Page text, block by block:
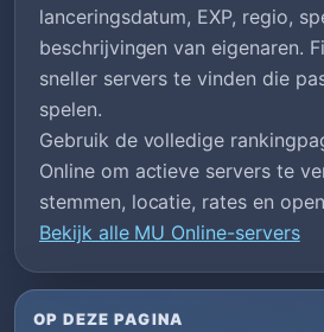
lanceringsdatum, EXP, regio,
beschrijvingen van eigenaren.
sneller servers te vinden die
spelen.
Gebruik de volledige
Online om actieve servers te
stemmen, locatie, rates en
Bekijk alle MU Online-servers
OP DEZE PAGINA